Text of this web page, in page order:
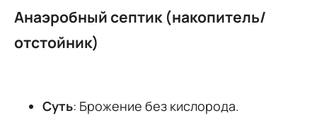
Анаэробный септик (накопитель/
отстойник)
Суть: Брожение без кислорода.